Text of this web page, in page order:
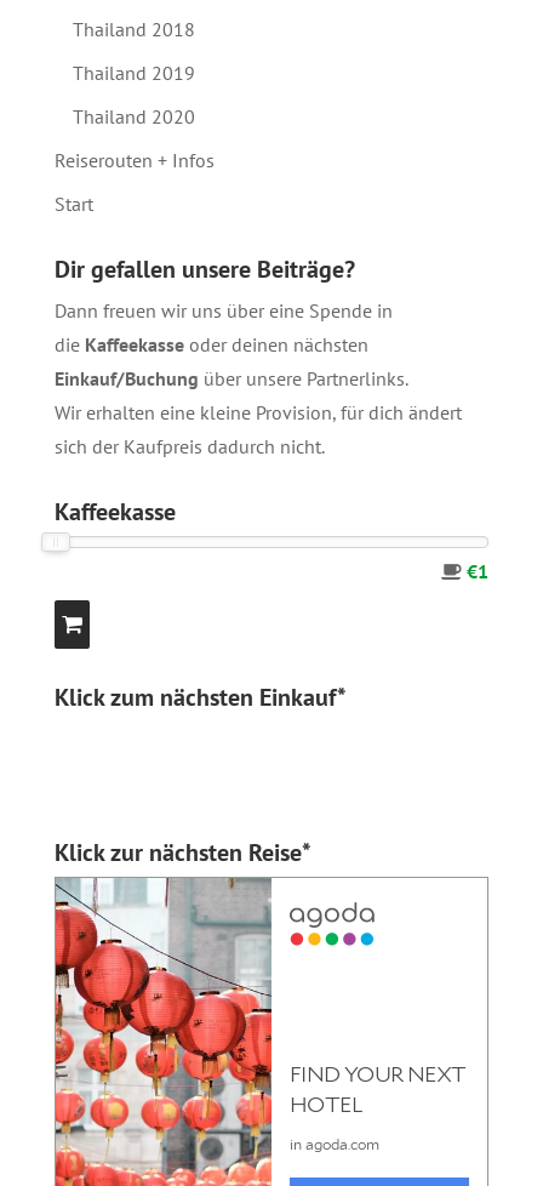
Thailand 2018
Thailand 2019
Thailand 2020
Reiserouten + Infos
Start
Dir gefallen unsere Beiträge?
Dann freuen wir uns über eine Spende in
die Kaffeekasseoder deinen nächsten
Einkauf/Buchung über unsere Partnerlinks.
Wir erhalten eine kleine Provision, für dich ändert
sich der Kaufpreis dadurch nicht.
Kaffeekasse
€1
Klick zum nächsten Einkauf*
Klick zur nächsten Reise*